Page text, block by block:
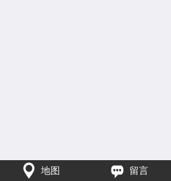
地图 留言